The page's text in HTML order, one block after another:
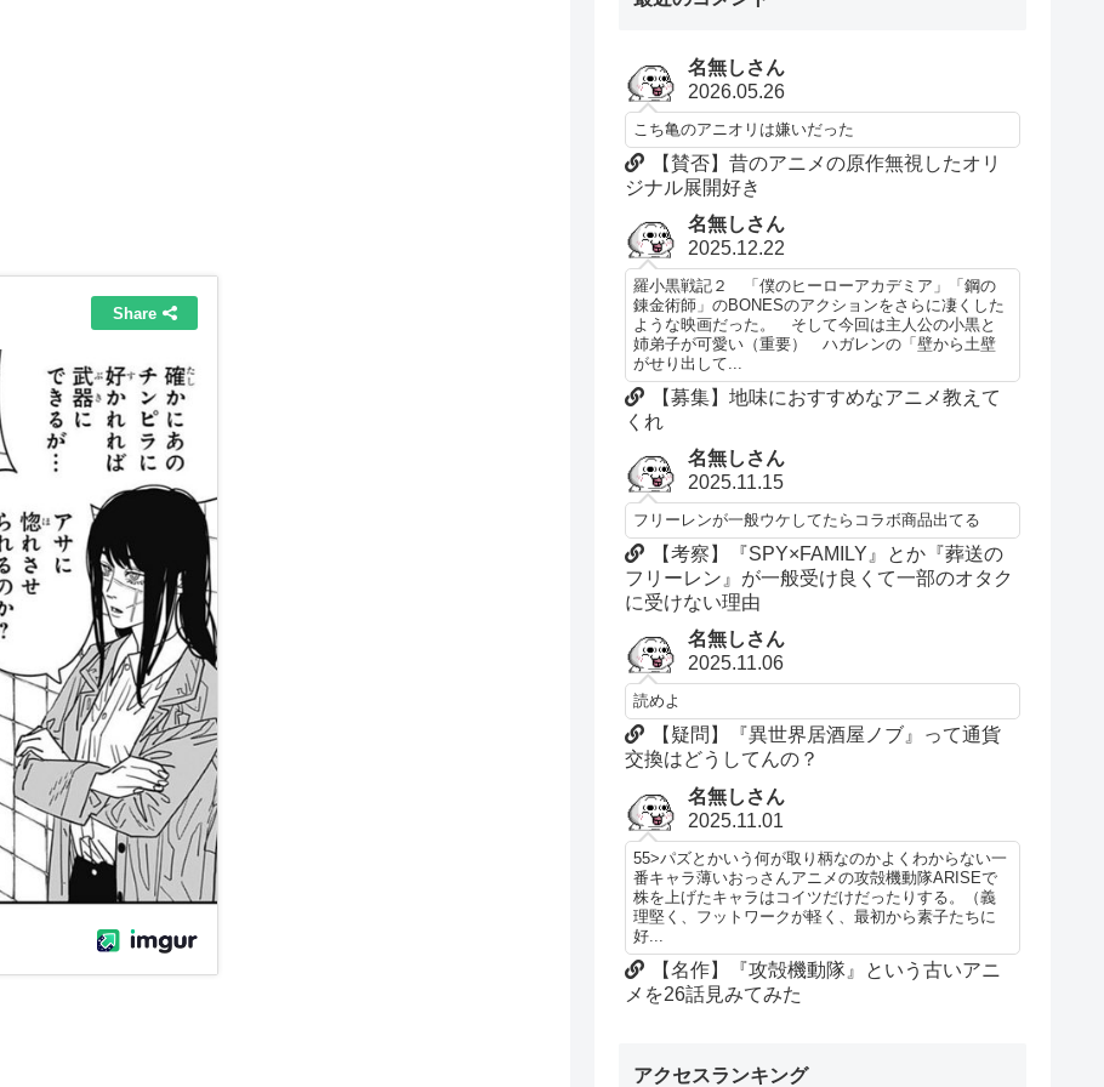
名無しさん
2026.05.26
こち亀のアニオリは嫌いだった
【賛否】昔のアニメの原作無視したオリ
ジナル展開好き
名無しさん
2025.12.22
羅小黒戦記２ 「僕のヒーローアカデミア」「鋼の
錬金術師」のBONESのアクションをさらに凄くした
ような映画だった。 そして今回は主人公の小黒と
姉弟子が可愛い（重要） ハガレンの「壁から土壁
がせり出して...
【募集】地味におすすめなアニメ教えて
くれ
名無しさん
2025.11.15
フリーレンが一般ウケしてたらコラボ商品出てる
【考察】『SPY×FAMILY』とか『葬送の
フリーレン』が一般受け良くて一部のオタク
に受けない理由
名無しさん
2025.11.06
読めよ
【疑問】『異世界居酒屋ノブ』って通貨
交換はどうしてんの？
名無しさん
2025.11.01
55>パズとかいう何が取り柄なのかよくわからない一
番キャラ薄いおっさんアニメの攻殻機動隊ARISEで
株を上げたキャラはコイツだけだったりする。（義
理堅く、フットワークが軽く、最初から素子たちに
好...
【名作】『攻殻機動隊』という古いアニ
メを26話見みてみた
アクセスランキング